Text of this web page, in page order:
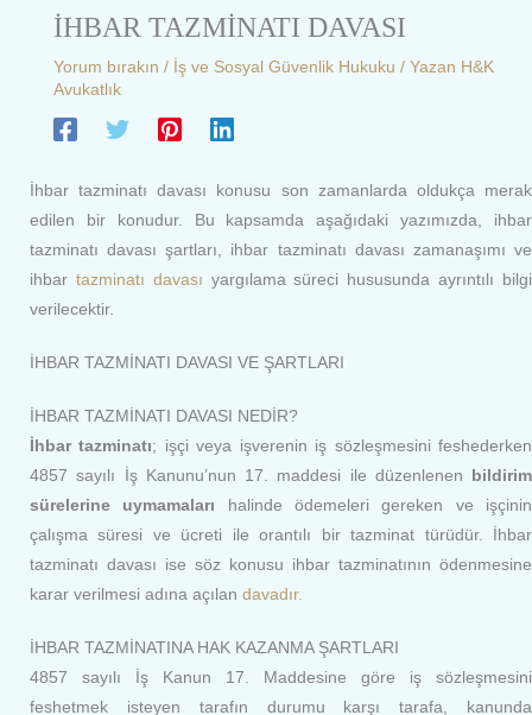
İHBAR TAZMİNATI DAVASI
Yorum bırakın / İş ve Sosyal Güvenlik Hukuku / Yazan H&K
Avukatlık
İhbar tazminatı davası konusu son zamanlarda oldukça merak
edilen bir konudur. Bu kapsamda aşağıdaki yazımızda, ihbar
tazminatı davası şartları, ihbar tazminatı davası zamanaşımı ve
ihbar tazminatı davası yargılama süreci hususunda ayrıntılı bilgi
verilecektir.
İHBAR TAZMİNATI DAVASI VE ŞARTLARI
İHBAR TAZMİNATI DAVASI NEDİR?
İhbar tazminatı; işçi veya işverenin iş sözleşmesini feshederken
4857 sayılı İş Kanunu’nun 17. maddesi ile düzenlenen
bildirim
sürelerine uymamaları halinde ödemeleri gereken ve işçinin
çalışma süresi ve ücreti ile orantılı bir tazminat türüdür. İhbar
tazminatı davası ise söz konusu ihbar tazminatının ödenmesine
karar verilmesi adına açılan davadır.
İHBAR TAZMİNATINA HAK KAZANMA ŞARTLARI
4857 sayılı İş Kanun 17. Maddesine göre iş sözleşmesini
feshetmek isteyen tarafın durumu karşı tarafa, kanunda